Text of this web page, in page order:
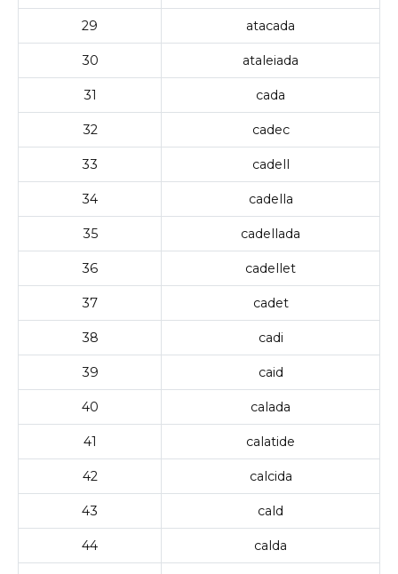
29 atacada
30 ataleiada
31 cada
32 cadec
33 cadell
34 cadella
35 cadellada
36 cadellet
37 cadet
38 cadi
39 caid
40 calada
41 calatide
42 calcida
43 cald
44 calda